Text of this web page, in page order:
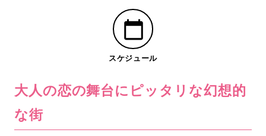
スケジュール
大人の恋の舞台にピッタリな幻想的
な街